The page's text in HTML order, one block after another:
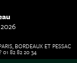
BORDEAUX ET PESSAC
01 82 82 20 34